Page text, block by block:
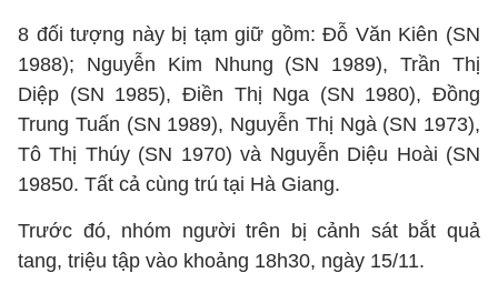
8 đối tượng này bị tạm giữ gồm: Đỗ Văn Kiên (SN
1988); Nguyễn Kim Nhung (SN 1989), Trần Thị
Diệp (SN 1985), Điền Thị Nga (SN 1980), Đồng
Trung Tuấn (SN 1989), Nguyễn Thị Ngà (SN 1973),
Tô Thị Thúy (SN 1970) và Nguyễn Diệu Hoài (SN
19850. Tất cả cùng trú tại Hà Giang.
Trước đó, nhóm người trên bị cảnh sát bắt quả
tang, triệu tập vào khoảng 18h30, ngày 15/11.